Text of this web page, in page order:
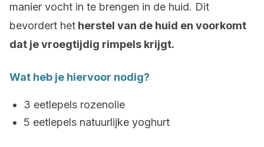
manier vocht in te brengen in de huid. Dit
bevordert het herstel van de huid en voorkomt
dat je vroegtijdig rimpels krijgt.
Wat heb je hiervoor nodig?
3 eetlepels rozenolie
5 eetlepels natuurlijke yoghurt